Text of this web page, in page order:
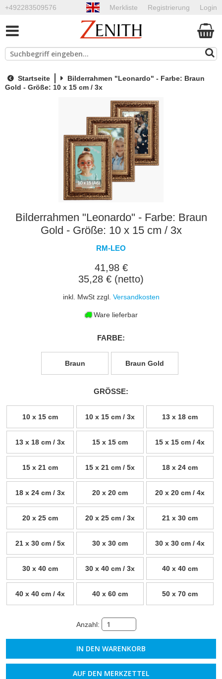
+492283509576 Login
Registrierung
Merkliste
Startseite
Bilderrahmen "Leonardo" - Farbe: Braun
Gold - Größe: 10 x 15 cm / 3x
Bilderrahmen "Leonardo" - Farbe: Braun
Gold - Größe: 10 x 15 cm / 3x
RM-LEO
41,98 €
35,28 € (netto)
inkl. MwSt zzgl. Versandkosten
Ware lieferbar
FARBE:
Braun Braun Gold
GRÖSSE:
10 x 15 cm 10 x 15 cm / 3x 13 x 18 cm
13 x 18 cm / 3x 15 x 15 cm 15 x 15 cm / 4x
15 x 21 cm 15 x 21 cm / 5x 18 x 24 cm
18 x 24 cm / 3x 20 x 20 cm 20 x 20 cm / 4x
20 x 25 cm 20 x 25 cm / 3x 21 x 30 cm
21 x 30 cm / 5x 30 x 30 cm 30 x 30 cm / 4x
30 x 40 cm 30 x 40 cm / 3x 40 x 40 cm
40 x 40 cm / 4x 40 x 60 cm 50 x 70 cm
Anzahl:
AUF DEN MERKZETTEL